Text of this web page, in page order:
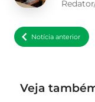
Notícia anterior
Veja